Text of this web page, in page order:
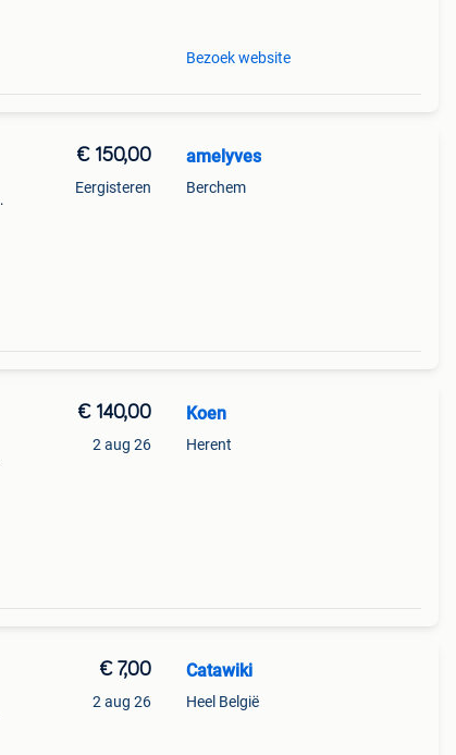
Bezoek website
€ 150,00
Eergisteren
amelyves
Berchem
€ 140,00
2 aug 26
Koen
Herent
€ 7,00
2 aug 26
Catawiki
Heel België